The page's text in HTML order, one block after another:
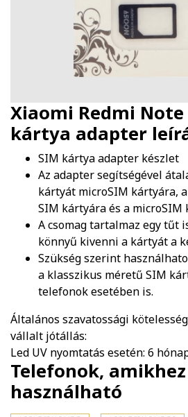
Xiaomi Redmi Note
kártya adapter
SIM kártya adapter készlet
Az adapter segítségével
kártyát microSIM kártyára,
SIM kártyára és a
A csomag tartalmaz egy tűt
könnyű kivenni a kártyát a
Szükség szerint
a klasszikus méretű SIM
telefonok esetében is.
Általános szavatossági
vállalt jótállás:
Led UV nyomtatás esetén: 6
Telefonok,
használható